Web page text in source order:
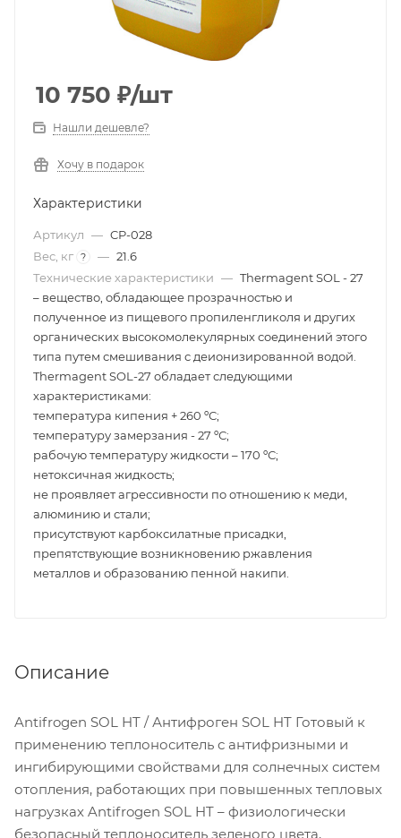
10 750 ₽/шт
Нашли дешевле?
Хочу в подарок
Характеристики
Артикул — CP-028
Вес, кг ? — 21.6
Технические характеристики — Thermagent SOL - 27
– вещество, обладающее прозрачностью и
полученное из пищевого пропиленгликоля и других
органических высокомолекулярных соединений этого
типа путем смешивания с деионизированной водой.
Thermagent SOL-27 обладает следующими
характеристиками:
температура кипения + 260 ºС;
температуру замерзания - 27 ºС;
рабочую температуру жидкости – 170 ºС;
нетоксичная жидкость;
не проявляет агрессивности по отношению к меди,
алюминию и стали;
присутствуют карбоксилатные присадки,
препятствующие возникновению ржавления
металлов и образованию пенной накипи.
Описание
Antifrogen SOL HT / Антифроген SOL HT Готовый к
применению теплоноситель с антифризными и
ингибирующими свойствами для солнечных систем
отопления, работающих при повышенных тепловых
нагрузках Antifrogen SOL HT – физиологически
безопасный теплоноситель зеленого цвета,